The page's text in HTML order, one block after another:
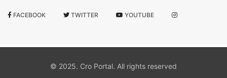
FACEBOOK TWITTER YOUTUBE
© 2025. Cro Portal. All rights reserved